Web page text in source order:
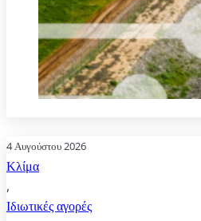
4 Αυγούστου 2026
Κλίμα
,
Ιδιωτικές αγορές